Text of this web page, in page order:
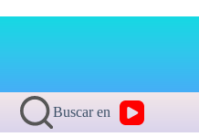
Buscar en